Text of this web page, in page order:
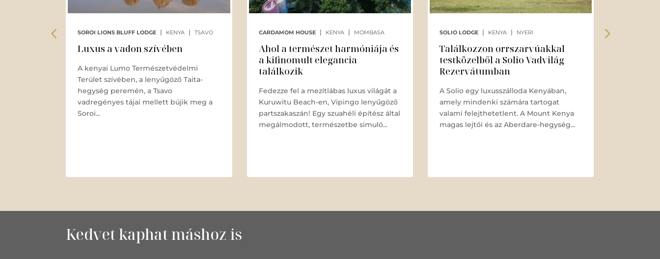
Luxus a vadon szívében
SOROI LIONS BLUFF LODGE | KENYA | TSAVO
A kenyai Lumo Természetvédelmi
Terület szívében, a lenyűgöző Taita-
hegység peremén, a Tsavo
vadregényes tájai mellett bújik meg a
Soroi...
Ahol a természet harmóniája és
a kifinomult elegancia
találkozik
CARDAMOM HOUSE | KENYA | MOMBASA
Fedezze fel a mezítlábas luxus világát a
Kuruwitu Beach-en, Vipingo lenyűgöző
partszakaszán! Egy szuahéli építész által
megálmodott, természetbe simuló...
Találkozzon orrszarvúakkal
testközelből a Solio Vadvilág
Rezervátumban
SOLIO LODGE | KENYA | NYERI
A Solio egy luxusszálloda Kenyában,
amely mindenki számára tartogat
valami felejthetetlent. A Mount Kenya
magas lejtői és az Aberdare-hegység...
Kedvet kaphat máshoz is